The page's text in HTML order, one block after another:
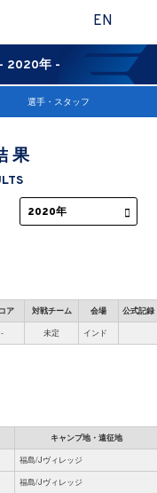
EN
- 2020年 -
選手・スタッフ
果
ア 対戦チーム 会場
公式記録
- 未定 インド
キャンプ地・遠征地
福島/Jヴィレッジ
福島/Jヴィレッジ